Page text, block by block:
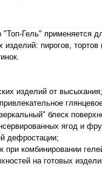
"Топ-Гель" применяется
изделий: пирогов,
изделий от
блеск
ягод и
дефростации;
при комбинировании
на готовых